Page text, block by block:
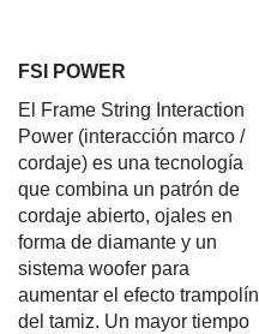
FSI POWER
El Frame String Interaction
Power (interacción marco /
cordaje) es una tecnología
que combina un patrón de
cordaje abierto, ojales en
forma de diamante y un
sistema woofer para
aumentar el efecto trampolín
del tamiz. Un mayor tiempo